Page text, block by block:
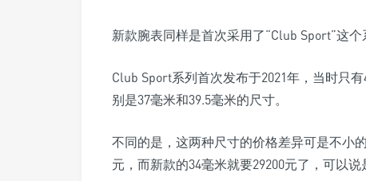
新款腕表同样是首次采用了“Club Sport”这个
Club Sport系列首次发布于2021年，当时只
别是37毫米和39.5毫米的尺寸。
不同的是，这两种尺寸的价格差异可是不小
元，而新款的34毫米就要29200元了，可以说